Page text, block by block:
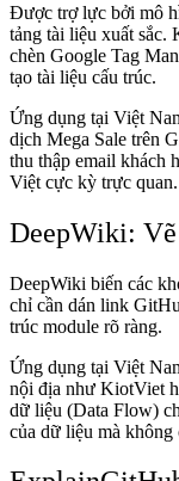
Được trợ lực bởi mô
tảng tài liệu xuất sắc.
chèn Google Tag
tạo tài liệu cấu trúc.
Ứng dụng tại Việt
dịch Mega Sale trên
thu thập email khách
Việt cực kỳ trực quan.
DeepWiki:
DeepWiki biến các
chỉ cần dán link
trúc module rõ ràng.
Ứng dụng tại Việt
nội địa như KiotViet
dữ liệu (Data Flow)
của dữ liệu mà không